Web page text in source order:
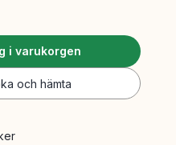
i varukorgen
och hämta